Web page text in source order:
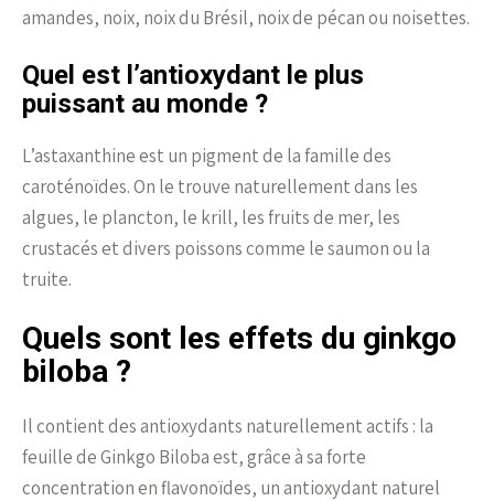
amandes, noix, noix du Brésil, noix de pécan ou noisettes.
Quel est l’antioxydant le plus
puissant au monde ?
L’astaxanthine est un pigment de la famille des
caroténoïdes. On le trouve naturellement dans les
algues, le plancton, le krill, les fruits de mer, les
crustacés et divers poissons comme le saumon ou la
truite.
Quels sont les effets du ginkgo
biloba ?
Il contient des antioxydants naturellement actifs : la
feuille de Ginkgo Biloba est, grâce à sa forte
concentration en flavonoïdes, un antioxydant naturel